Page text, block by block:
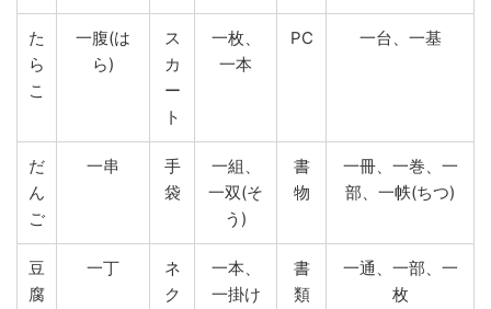
た
ら
こ
一腹(は
ら)
ス
カ
ー
ト
一枚、
一本
PC 一台、一基
だ
ん
ご
一串
手
袋
一組、
一双(そ
う)
書
物
一冊、一巻、一
部、一帙(ちつ)
豆
腐
一丁
ネ
ク
一本、
一掛け
書
類
一通、一部、一
枚